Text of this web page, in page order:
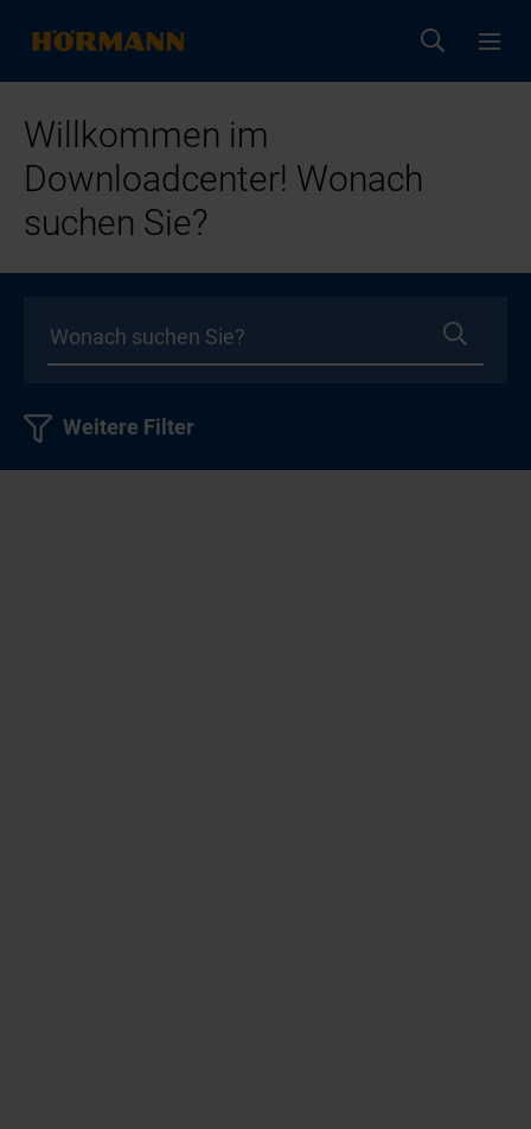
Willkommen im
Downloadcenter! Wonach
suchen Sie?
Weitere Filter